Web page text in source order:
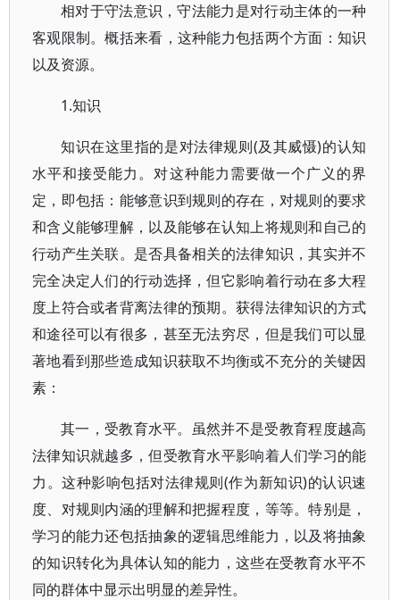
相对于守法意识，守法能力是对行动主体的一种
客观限制。概括来看，这种能力包括两个方面：知识
以及资源。
1.知识
知识在这里指的是对法律规则(及其威慑)的认知
水平和接受能力。对这种能力需要做一个广义的界
定，即包括：能够意识到规则的存在，对规则的要求
和含义能够理解，以及能够在认知上将规则和自己的
行动产生关联。是否具备相关的法律知识，其实并不
完全决定人们的行动选择，但它影响着行动在多大程
度上符合或者背离法律的预期。获得法律知识的方式
和途径可以有很多，甚至无法穷尽，但是我们可以显
著地看到那些造成知识获取不均衡或不充分的关键因
素：
其一，受教育水平。虽然并不是受教育程度越高
法律知识就越多，但受教育水平影响着人们学习的能
力。这种影响包括对法律规则(作为新知识)的认识速
度、对规则内涵的理解和把握程度，等等。特别是，
学习的能力还包括抽象的逻辑思维能力，以及将抽象
的知识转化为具体认知的能力，这些在受教育水平不
同的群体中显示出明显的差异性。